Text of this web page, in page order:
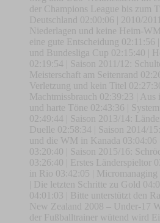
der Champions League bis zum
Deutschland 02:00:06 | 2010/
Niederlagen und keine Heim-
eine gute Entscheidung 02:11:56
und Bundesliga Cup 02:15:40 |
02:19:54 | Saison 2011/12:
Meisterschaft am Seitenrand
Verletzung und kein Titel
Machtmissbrauch 02:39:23 | Aus
und harte Töne 02:43:36 |
02:49:44 | Saison 2013/14:
Duelle 02:58:34 | Saison 2014/
und die WM in Kanada
03:20:40 | Saison 2015/16:
03:26:40 | Erstes Länderspieltor
in Rio 03:42:05 |
| Die letzten Schritte zu Gold
04:01:03 | Bitte unterstützt den
New Zealand 2008 – Under-17
der Fußballtrainer wütend wird